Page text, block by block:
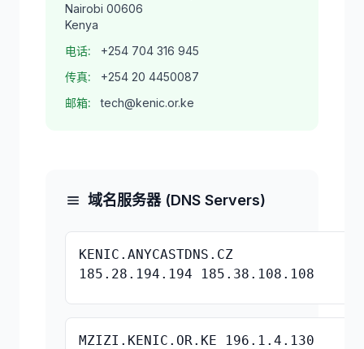
Nairobi 00606
Kenya
电话:
+254 704 316 945
传真:
+254 20 4450087
邮箱:
tech@kenic.or.ke
域名服务器 (DNS Servers)
KENIC.ANYCASTDNS.CZ
185.28.194.194 185.38.108.108
MZIZI.KENIC.OR.KE 196.1.4.130